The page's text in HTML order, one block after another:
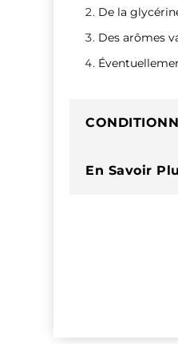
De la
Des arômes
En Savoir